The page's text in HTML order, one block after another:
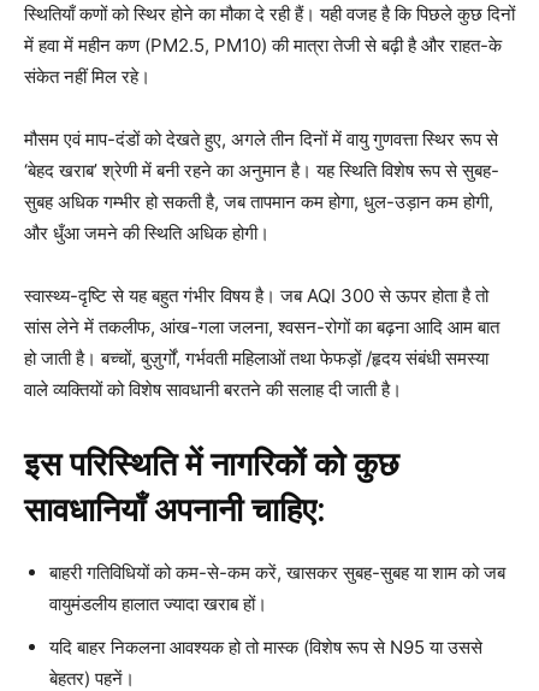
स्थितियाँ कणों को स्थिर होने का मौका दे रही हैं। यही वजह है कि पिछले कुछ दिनों
में हवा में महीन कण (PM2.5, PM10) की मात्रा तेजी से बढ़ी है और राहत-के
संकेत नहीं मिल रहे।
मौसम एवं माप-दंडों को देखते हुए, अगले तीन दिनों में वायु गुणवत्ता स्थिर रूप से
‘बेहद खराब’ श्रेणी में बनी रहने का अनुमान है। यह स्थिति विशेष रूप से सुबह-
सुबह अधिक गम्भीर हो सकती है, जब तापमान कम होगा, धुल-उड़ान कम होगी,
और धुँआ जमने की स्थिति अधिक होगी।
स्वास्थ्य-दृष्टि से यह बहुत गंभीर विषय है। जब AQI 300 से ऊपर होता है तो
सांस लेने में तकलीफ, आंख-गला जलना, श्वसन-रोगों का बढ़ना आदि आम बात
हो जाती है। बच्चों, बुज़ुर्गों, गर्भवती महिलाओं तथा फेफड़ों /हृदय संबंधी समस्या
वाले व्यक्तियों को विशेष सावधानी बरतने की सलाह दी जाती है।
इस परिस्थिति में नागरिकों को कुछ
सावधानियाँ अपनानी चाहिए:
बाहरी गतिविधियों को कम-से-कम करें, खासकर सुबह-सुबह या शाम को जब
वायुमंडलीय हालात ज्यादा खराब हों।
यदि बाहर निकलना आवश्यक हो तो मास्क (विशेष रूप से N95 या उससे
बेहतर) पहनें।